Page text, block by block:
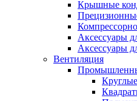
Крышные
Аксессуары
Аксессуары
Вентиляция